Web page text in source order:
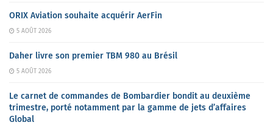
ORIX Aviation souhaite acquérir AerFin
5 AOÛT 2026
Daher livre son premier TBM 980 au Brésil
5 AOÛT 2026
Le carnet de commandes de Bombardier bondit au deuxième
trimestre, porté notamment par la gamme de jets d’affaires
Global